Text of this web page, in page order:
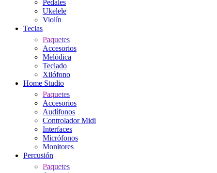
Pedales
Ukelele
Violín
Teclas
Paquetes
Accesorios
Melódica
Teclado
Xilófono
Home Studio
Paquetes
Accesorios
Audífonos
Controlador Midi
Interfaces
Micrófonos
Monitores
Percusión
Paquetes